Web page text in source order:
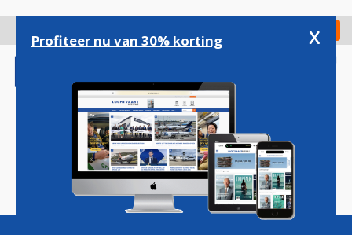
gaan
Check in
Magazine Podcasts Vacatures
Profiteer nu van 30% korting x